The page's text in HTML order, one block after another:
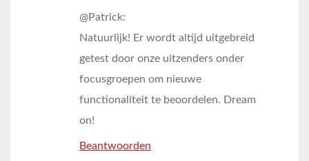
@Patrick:
Natuurlijk! Er wordt altijd uitgebreid
getest door onze uitzenders onder
focusgroepen om nieuwe
functionaliteit te beoordelen. Dream
on!
Beantwoorden